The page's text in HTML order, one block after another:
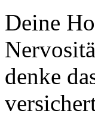
Deine
denke